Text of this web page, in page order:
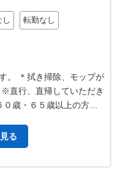
し 転勤なし
。 ＊拭き掃除、モップが
直行、直帰していただき
歳・６５歳以上の方も
る